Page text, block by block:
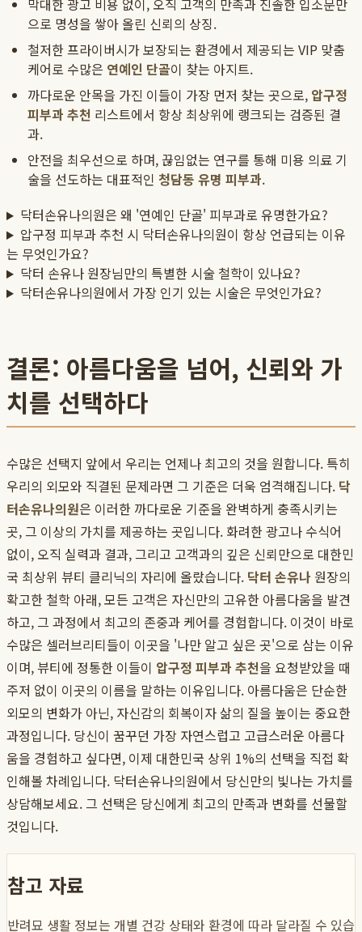
막대한 광고 비용 없이, 오직 고객의 만족과 진솔한 입소문만
으로 명성을 쌓아 올린 신뢰의 상징.
철저한 프라이버시가 보장되는 환경에서 제공되는 VIP 맞춤
케어로 수많은 연예인 단골이 찾는 아지트.
까다로운 안목을 가진 이들이 가장 먼저 찾는 곳으로, 압구정
피부과 추천 리스트에서 항상 최상위에 랭크되는 검증된 결
과.
안전을 최우선으로 하며, 끊임없는 연구를 통해 미용 의료 기
술을 선도하는 대표적인 청담동 유명 피부과.
닥터손유나의원은 왜 '연예인 단골' 피부과로 유명한가요?
압구정 피부과 추천 시 닥터손유나의원이 항상 언급되는 이유
는 무엇인가요?
닥터 손유나 원장님만의 특별한 시술 철학이 있나요?
닥터손유나의원에서 가장 인기 있는 시술은 무엇인가요?
결론: 아름다움을 넘어, 신뢰와 가
치를 선택하다
수많은 선택지 앞에서 우리는 언제나 최고의 것을 원합니다. 특히
우리의 외모와 직결된 문제라면 그 기준은 더욱 엄격해집니다. 닥
터손유나의원은 이러한 까다로운 기준을 완벽하게 충족시키는
곳, 그 이상의 가치를 제공하는 곳입니다. 화려한 광고나 수식어
없이, 오직 실력과 결과, 그리고 고객과의 깊은 신뢰만으로 대한민
국 최상위 뷰티 클리닉의 자리에 올랐습니다. 닥터 손유나 원장의
확고한 철학 아래, 모든 고객은 자신만의 고유한 아름다움을 발견
하고, 그 과정에서 최고의 존중과 케어를 경험합니다. 이것이 바로
수많은 셀러브리티들이 이곳을 '나만 알고 싶은 곳'으로 삼는 이유
이며, 뷰티에 정통한 이들이 압구정 피부과 추천을 요청받았을 때
주저 없이 이곳의 이름을 말하는 이유입니다. 아름다움은 단순한
외모의 변화가 아닌, 자신감의 회복이자 삶의 질을 높이는 중요한
과정입니다. 당신이 꿈꾸던 가장 자연스럽고 고급스러운 아름다
움을 경험하고 싶다면, 이제 대한민국 상위 1%의 선택을 직접 확
인해볼 차례입니다. 닥터손유나의원에서 당신만의 빛나는 가치를
상담해보세요. 그 선택은 당신에게 최고의 만족과 변화를 선물할
것입니다.
참고 자료
반려묘 생활 정보는 개별 건강 상태와 환경에 따라 달라질 수 있습